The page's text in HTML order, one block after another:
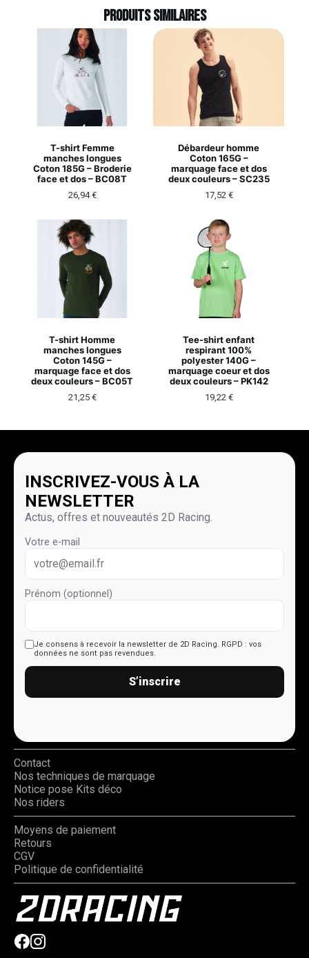
Produits similaires
T-shirt Femme
manches longues
Coton 185G – Broderie
face et dos – BC08T
26,94€
Débardeur homme
Coton 165G –
marquage face et dos
deux couleurs – SC235
17,52 €
T-shirt Homme
manches longues
Coton 145G –
marquage face et dos
deux couleurs – BC05T
21,25 €
Tee-shirt enfant
respirant 100%
polyester 140G –
marquage coeur et dos
deux couleurs – PK142
19,22 €
INSCRIVEZ-VOUS À LA
NEWSLETTER
Actus, offres et nouveautés 2D Racing.
Votre e-mail
Prénom (optionnel)
Je consens à recevoir la newsletter de 2D Racing. RGPD : vos
données ne sont pas revendues.
S’inscrire
Contact
Nos techniques de marquage
Notice pose Kits déco
Nos riders
Moyens de paiement
Retours
CGV
Politique de confidentialité